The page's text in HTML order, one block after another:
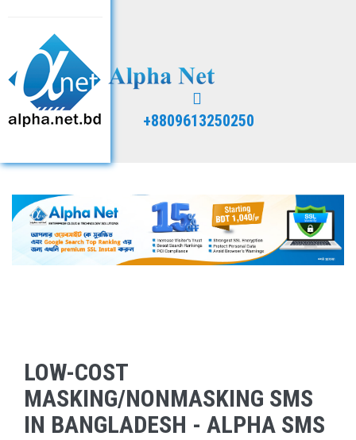
+8809613250250
LOW-COST
MASKING/NONMASKING SMS
IN BANGLADESH - ALPHA SMS